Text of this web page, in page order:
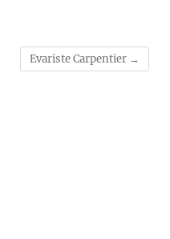
Evariste Carpentier →